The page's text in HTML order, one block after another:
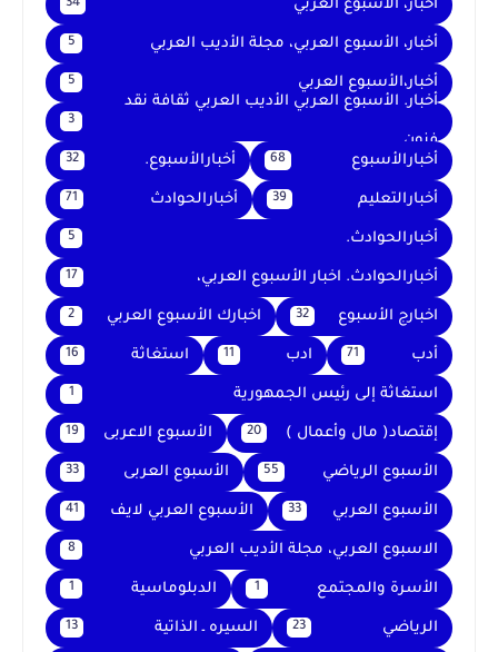
اخبار، الأسبوع العربي 34
أخبار، الأسبوع العربي، مجلة الأديب العربي 5
أخبار،الأسبوع العربي 5
أخبار. الأسبوع العربي الأديب العربي ثقافة نقد
فنون
3
أخبارالأسبوع 68 أخبارالأسبوع. 32
أخبارالتعليم 39 أخبارالحوادث 71
أخبارالحوادث. 5
أخبارالحوادث. اخبار الأسبوع العربي، 17
اخبارج الأسبوع 32 اخبارك الأسبوع العربي 2
أدب 71 ادب 11 استغاثة 16
استغاثة إلى رئيس الجمهورية 1
إقتصاد( مال وأعمال ) 20 الأسبوع الاعربى 19
الأسبوع الرياضي 55 الأسبوع العربى 33
الأسبوع العربي 33 الأسبوع العربي لايف 41
الاسبوع العربي، مجلة الأديب العربي 8
الأسرة والمجتمع 1 الدبلوماسية 1
الرياضي 23 السيره ـ الذاتية 13